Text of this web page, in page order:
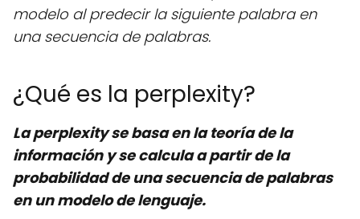
modelo al predecir la siguiente palabra en
una secuencia de palabras.
¿Qué es la perplexity?
La perplexity se basa en la teoría de la
información y se calcula a partir de la
probabilidad de una secuencia de palabras
en un modelo de lenguaje.